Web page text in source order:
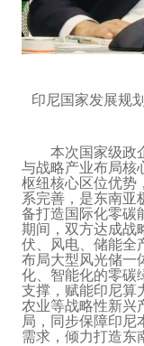
印尼国家发展规
本次国家级政
与战略产业布局核
枢纽核心区位优势
系完善，是东南亚
备打造国际化零碳
期间，双方达成战
伏、风电、储能全
布局大型风光储一
化、智能化的零碳
支撑，赋能印尼算
农业等战略性新兴
局，同步保障印尼
需求，倾力打造东